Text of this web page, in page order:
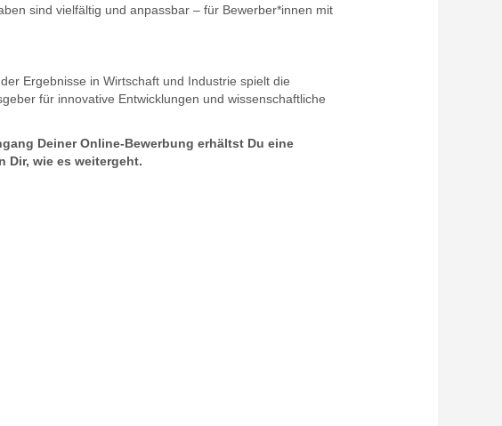
sind vielfältig und anpassbar – für Bewerber*innen mit
Ergebnisse in Wirtschaft und Industrie spielt die
für innovative Entwicklungen und wissenschaftliche
Deiner Online-Bewerbung erhältst Du eine
Dir, wie es weitergeht.